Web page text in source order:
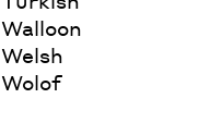
Walloon
Welsh
Wolof